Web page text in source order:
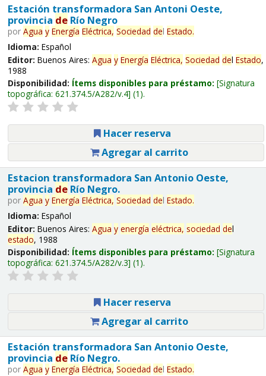
Estación transformadora San Antoni Oeste,
provincia deRío Negro
por Agua y Energía Eléctrica, Sociedad del Estado.
Idioma: Español
Editor: Buenos Aires: Agua y Energía Eléctrica, Sociedad del Estado,
1988
Disponibilidad: Ítems disponibles para préstamo: Signatura
topográfica: 621.374.5/A282/v.4 (1).
Hacer reserva
Agregar al carrito
Estacion transformadora San Antonio Oeste,
provincia deRío Negro.
por Agua y Energía Eléctrica, Sociedad del Estado.
Idioma: Español
Editor: Buenos Aires: Agua y energía eléctrica, sociedad del
estado, 1988
Disponibilidad: Ítems disponibles para préstamo: Signatura
topográfica: 621.374.5/A282/v.3 (1).
Hacer reserva
Agregar al carrito
Estación transformadora San Antonio Oeste,
provincia deRío Negro.
por Agua y Energía Eléctrica, Sociedad del Estado.